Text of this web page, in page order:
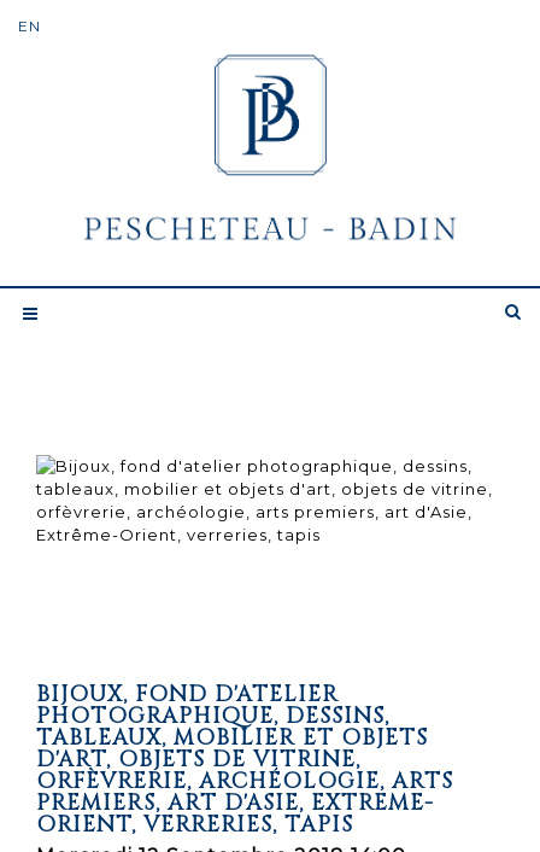
BIJOUX, FOND D'ATELIER
PHOTOGRAPHIQUE, DESSINS,
TABLEAUX, MOBILIER ET OBJETS
D'ART, OBJETS DE VITRINE,
ORFÈVRERIE, ARCHÉOLOGIE, ARTS
PREMIERS, ART D'ASIE, EXTRÊME-
ORIENT, VERRERIES, TAPIS